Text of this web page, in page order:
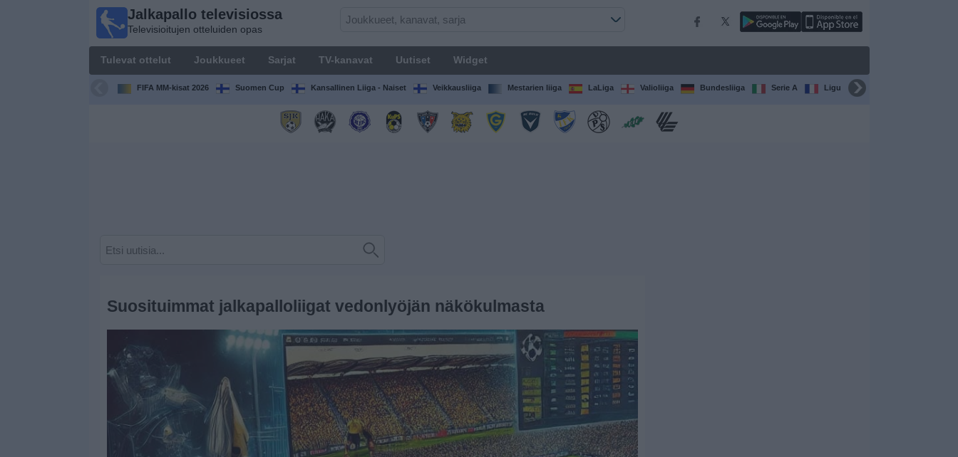
Jalkapallo televisiossa
Televisioitujen otteluiden opas
Tulevat ottelut Joukkueet Sarjat TV-kanavat Uutiset Widget
FIFA MM-kisat 2026 Suomen Cup Kansallinen Liiga - Naiset Veikkausliiga Mestarien liiga LaLiga Valioliiga Bundesliiga Serie A Ligue 1
Suosituimmat jalkapalloliigat vedonlyöjän näkökulmasta
Jalkapallo
televisiossa
Televisioitujen
otteluiden opas